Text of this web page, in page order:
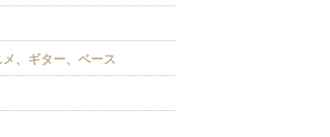
、ギター、ベース